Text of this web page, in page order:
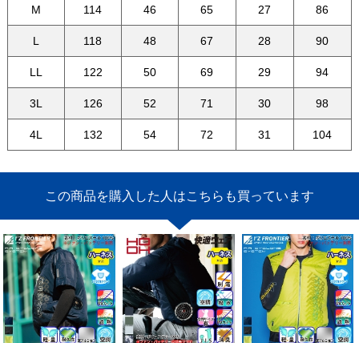
M 114 46 65 27 86
L 118 48 67 28 90
LL 122 50 69 29 94
3L 126 52 71 30 98
4L 132 54 72 31 104
この商品を購入した人はこちらも買っています